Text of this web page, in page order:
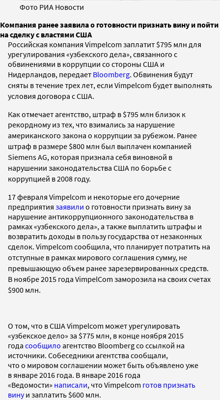
Фото РИА Новости
Компания ранее заявила о готовности признать вину и пойти
на сделку с властями США
Российская компания Vimpelcom заплатит $795 млн для
урегулирования «узбекского дела», связанного с
обвинениями в коррупции со стороны США и
Нидерландов, передает Bloomberg. Обвинения будут
сняты в течение трех лет, если Vimpelcom будет выполнять
условия договора с США.
Как отмечает агентство, штраф в $795 млн близок к
рекордному из тех, что взималисьза нарушение
американского закона о коррупции за рубежом. Ранее
штраф в размере $800 млн был выплачен компанией
Siemens AG, которая признала себя виновной в
нарушении законодательства США по борьбе с
коррупцией в 2008 году.
17 февраля Vimpelcom и некоторые его дочерние
предприятия заявили о готовности признать вину за
нарушение антикоррупционного законодательства в
рамках «узбекского дела», а также выплатить штрафы и
возвратить доходы в пользу государства от незаконных
сделок. Vimpelcom сообщила, что планирует потратить на
отступные в рамках мирового соглашения сумму, не
превышающую объем ранее зарезервированных средств.
В ноябре 2015 года VimpelCom заморозила на своих счетах
$900 млн.
О том, что в США Vimpelcom может урегулировать
«узбекское дело» за $775 млн, в конце ноября 2015
года сообщило агентство Bloomberg со ссылкой на
источники. Собеседники агентства сообщали,
что о мировом соглашении может быть объявлено уже
в январе 2016 года. В январе 2016 года
«Ведомости» написали, что Vimpelcom готов признать
винуи заплатить $600 млн.